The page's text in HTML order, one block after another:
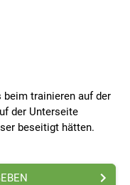
beim trainieren auf der
der Unterseite
beseitigt hätten.